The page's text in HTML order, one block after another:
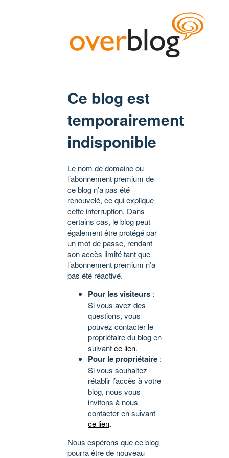
Ce blog est
temporairement
indisponible
Le nom de domaine ou
l’abonnement premium de
ce blog n’a pas été
renouvelé, ce qui explique
cette interruption. Dans
certains cas, le blog peut
également être protégé par
un mot de passe, rendant
son accès limité tant que
l’abonnement premium n’a
pas été réactivé.
Pour les visiteurs :
Si vous avez des
questions, vous
pouvez contacter le
propriétaire du blog en
suivantce lien.
Pour le propriétaire :
Si vous souhaitez
rétablir l’accès à votre
blog, nous vous
invitons à nous
contacter en suivant
ce lien.
Nous espérons que ce blog
pourra être de nouveau